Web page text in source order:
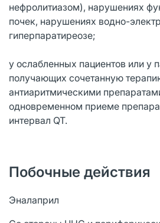
нефролитиазом), нарушениях
почек, нарушениях водно-
гиперпаратиреозе;
у ослабленных пациентов или у
получающих сочетанную
антиаритмическими
одновременном приеме
интервал QT.
Побочные действия
Эналаприл